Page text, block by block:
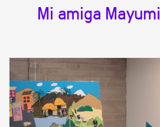
Mi amiga Mayumi